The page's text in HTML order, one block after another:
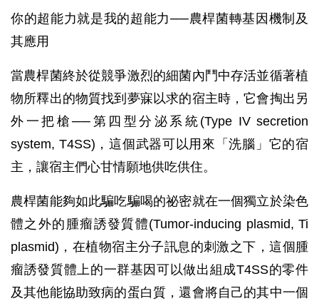
你的超能力就是我的超能力──農桿菌轉基因機制及
其應用
當農桿菌終於從競爭激烈的細菌內鬥中存活並循著植
物所釋出的物質找到夢寐以求的宿主時，它會掏出另
外一把槍──第四型分泌系統(Type IV secretion
system, T4SS)，這個武器可以用來「洗腦」它的宿
主，讓宿主們心甘情願地供吃供住。
農桿菌能夠如此騙吃騙喝的祕密就在一個獨立於染色
體之外的腫瘤誘發質體(Tumor-inducing plasmid, Ti
plasmid)，在植物宿主分子訊息的刺激之下，這個腫
瘤誘發質體上的一群基因可以做出組成T4SS的零件
及其他能協助致病的蛋白質，還會將自己的其中一個